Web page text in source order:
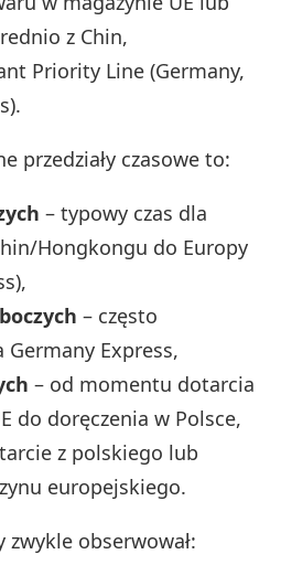
z Chin,
Priority Line (Germany,
przedziały czasowe to:
– typowy czas dla
Hongkongu do Europy
– często
Germany Express,
– od momentu dotarcia
do doręczenia w Polsce,
z polskiego lub
europejskiego.
obserwował: